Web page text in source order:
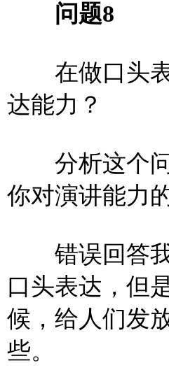
问题8
在做口头表
达能力？
分析这个问
你对演讲能力
错误回答我
口头表达，但
候，给人们发
些。